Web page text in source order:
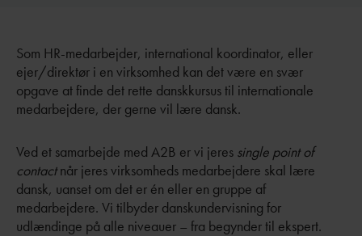
Som HR-medarbejder, international koordinator, eller
ejer/direktør i en virksomhed kan det være en svær
opgave at finde det rette danskkursus til internationale
medarbejdere, der gerne vil lære dansk.
Ved et samarbejde med A2B er vi jeres single point of
contactnår jeres virksomheds medarbejdere skal lære
dansk, uanset om det er én eller en gruppe af
medarbejdere. Vi tilbyder danskundervisning for
udlændinge på alle niveauer – fra begynder til ekspert.